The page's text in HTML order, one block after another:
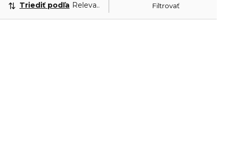
Filtrovať
Triediť podľa Relevantnosť